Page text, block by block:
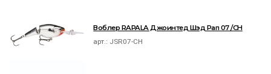
Воблер RAPALA Джоинтед Шэд Рап 07 /CH
арт.: JSR07-CH